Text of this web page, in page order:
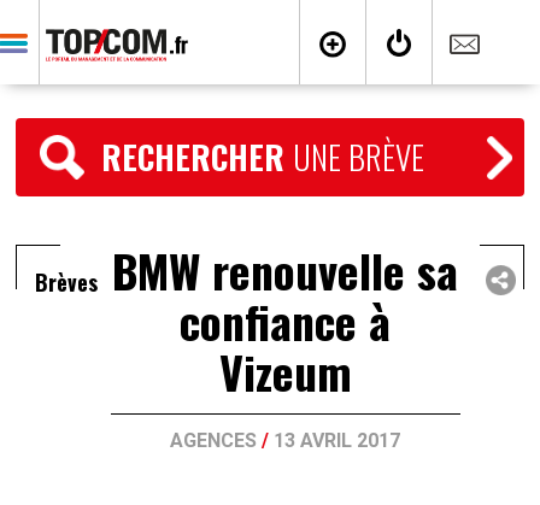
RECHERCHER UNE BRÈVE
Brèves BMW renouvelle sa
confiance à
Vizeum
AGENCES / 13 AVRIL 2017